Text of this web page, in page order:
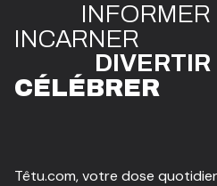
INFORMER
INCARNER
DIVERTIR
CÉLÉBRER
Têtu.com, votre dose